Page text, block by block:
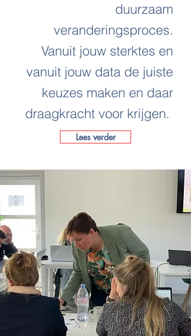
duurzaam
veranderingsproces.
Vanuit jouw sterktes en
vanuit jouw data de juiste
keuzes maken en daar
draagkracht voor krijgen.
Lees verder